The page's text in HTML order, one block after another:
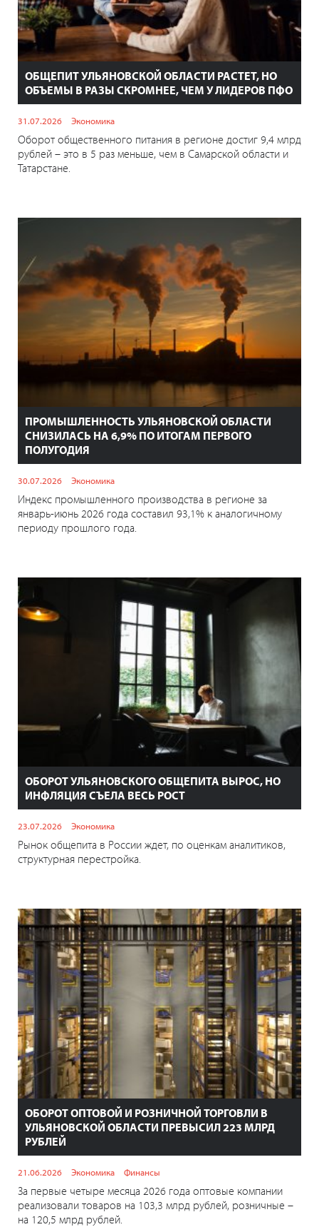
ОБЩЕПИТ УЛЬЯНОВСКОЙ ОБЛАСТИ РАСТЕТ, НО
ОБЪЕМЫ В РАЗЫ СКРОМНЕЕ, ЧЕМ У ЛИДЕРОВ ПФО
31.07.2026 Экономика
Оборот общественного питания в регионе достиг 9,4 млрд
рублей – это в 5 раз меньше, чем в Самарской области и
Татарстане.
ПРОМЫШЛЕННОСТЬ УЛЬЯНОВСКОЙ ОБЛАСТИ
СНИЗИЛАСЬ НА 6,9% ПО ИТОГАМ ПЕРВОГО
ПОЛУГОДИЯ
30.07.2026 Экономика
Индекс промышленного производства в регионе за
январь-июнь 2026 года составил 93,1% к аналогичному
периоду прошлого года.
ОБОРОТ УЛЬЯНОВСКОГО ОБЩЕПИТА ВЫРОС, НО
ИНФЛЯЦИЯ СЪЕЛА ВЕСЬ РОСТ
23.07.2026 Экономика
Рынок общепита в России ждет, по оценкам аналитиков,
структурная перестройка.
ОБОРОТ ОПТОВОЙ И РОЗНИЧНОЙ ТОРГОВЛИ В
УЛЬЯНОВСКОЙ ОБЛАСТИ ПРЕВЫСИЛ 223 МЛРД
РУБЛЕЙ
21.06.2026 Экономика Финансы
За первые четыре месяца 2026 года оптовые компании
реализовали товаров на 103,3 млрд рублей, розничные –
на 120,5 млрд рублей.